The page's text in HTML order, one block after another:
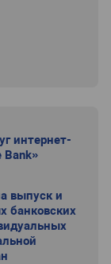
интернет-
Bank»
выпуск и
банковских